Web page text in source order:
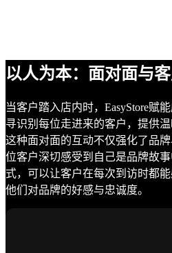
以人为本：面对面与
当客户踏入店内时，EasyStore赋
寻识别每位走进来的客户，提供
这种面对面的互动不仅强化了品
位客户深切感受到自己是品牌故
式，可以让客户在每次到访时都
他们对品牌的好感与忠诚度。